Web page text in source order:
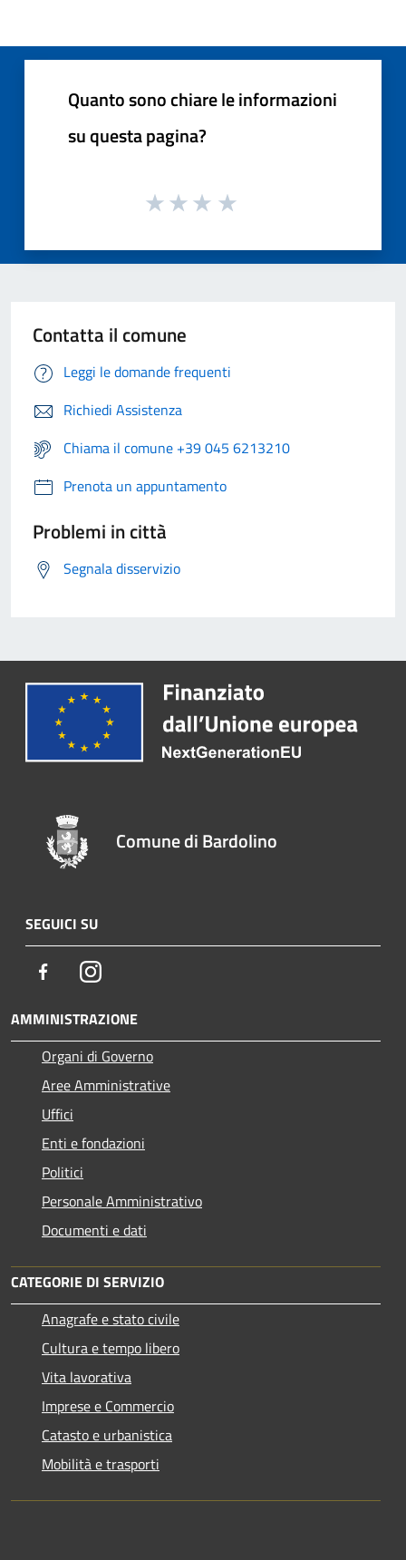
Quanto sono chiare le informazioni
su questa pagina?
Contatta il comune
Leggi le domande frequenti
Richiedi Assistenza
Chiama il comune +39 045 6213210
Prenota un appuntamento
Problemi in città
Segnala disservizio
Comune di Bardolino
SEGUICI SU
FacebookInstagram
AMMINISTRAZIONE
Organi di Governo
Aree Amministrative
Uffici
Enti e fondazioni
Politici
Personale Amministrativo
Documenti e dati
CATEGORIE DI SERVIZIO
Anagrafe e stato civile
Cultura e tempo libero
Vita lavorativa
Imprese e Commercio
Catasto e urbanistica
Mobilità e trasporti